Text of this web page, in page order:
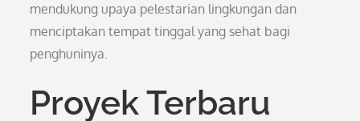
mendukung upaya pelestarian lingkungan dan
menciptakan tempat tinggal yang sehat bagi
penghuninya.
Proyek Terbaru